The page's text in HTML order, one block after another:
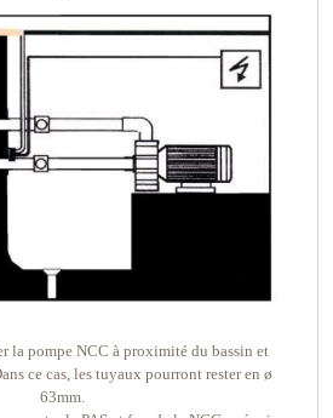
la pompe NCC à proximité du bassin et
ce cas, les tuyaux pourront rester en ø
63mm.